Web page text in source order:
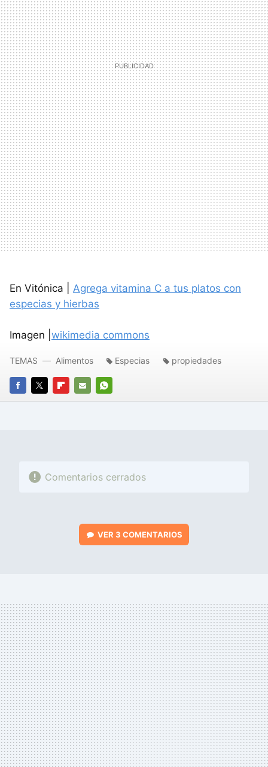
En Vitónica | Agrega vitamina C a tus platos con
especias y hierbas
Imagen | wikimedia commons
FACEBOOK
TWITTERFLIPBOARD
E-
WHATSAPP
TEMAS Alimentos Especias propiedades
Comentarios cerrados
VER 3 COMENTARIOS